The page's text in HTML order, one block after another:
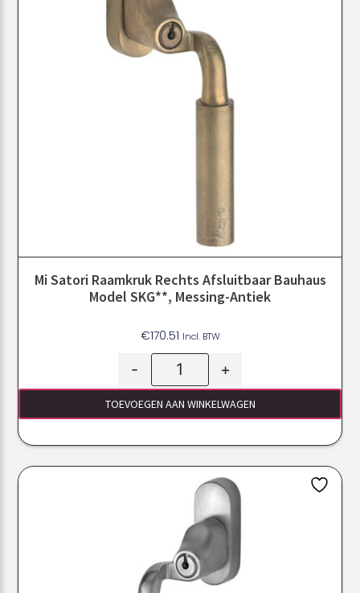
Mi Satori Raamkruk Rechts Afsluitbaar Bauhaus
Model SKG**, Messing-Antiek
€170.51 Incl. BTW
- +
TOEVOEGEN AAN WINKELWAGEN